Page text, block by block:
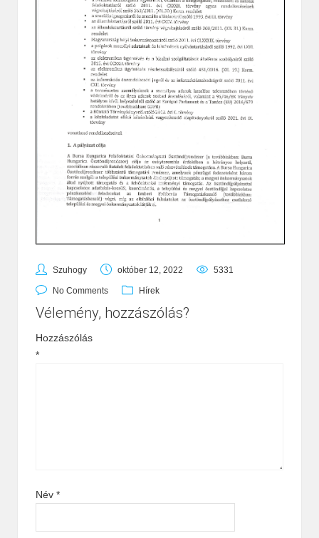
Szuhogy október 12, 2022 5331
No Comments Hírek
Vélemény, hozzászólás?
Hozzászólás
*
Név *